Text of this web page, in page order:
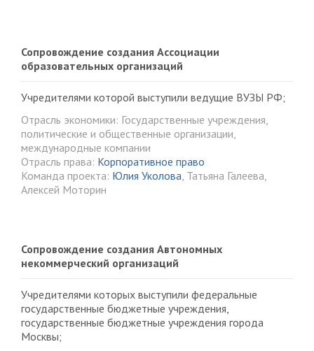
Сопровождение создания Ассоциации
образовательных организаций
Учредителями которой выступили ведущие ВУЗЫ РФ;
Отрасль экономики: Государственные учреждения,
политические и общественные организации,
международные компании
Отрасль права: Корпоративное право
Команда проекта: Юлия Уколова, Татьяна Галеева,
Алексей Моторин
Сопровождение создания Автономных
некоммерческий организаций
Учредителями которых выступили федеральные
государственные бюджетные учреждения,
государственные бюджетные учреждения города
Москвы;